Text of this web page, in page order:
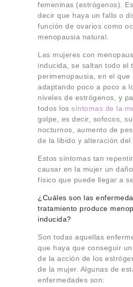
femeninas (estrógenos).
decir que haya un fallo o
función de ovarios como
menopausia natural.
Las mujeres con
inducida, se saltan todo el
perimenopausia, en el que
adaptando poco a poco a
niveles de estrógenos, y
todos los síntomas de la
golpe, es decir, sofocos,
nocturnos, aumento de
de la libido y alteración del
Estos síntomas tan
causar en la mujer un
físico que puede llegar a
¿Cuáles son las
tratamiento produce
inducida?
Son todas aquellas
que haya que conseguir
de la acción de los
de la mujer. Algunas de
enfermedades son: